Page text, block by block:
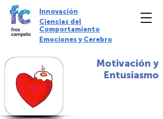
Innovación
Ciencias del
Comportamiento
Emociones y Cerebro
Motivación y
Entusiasmo